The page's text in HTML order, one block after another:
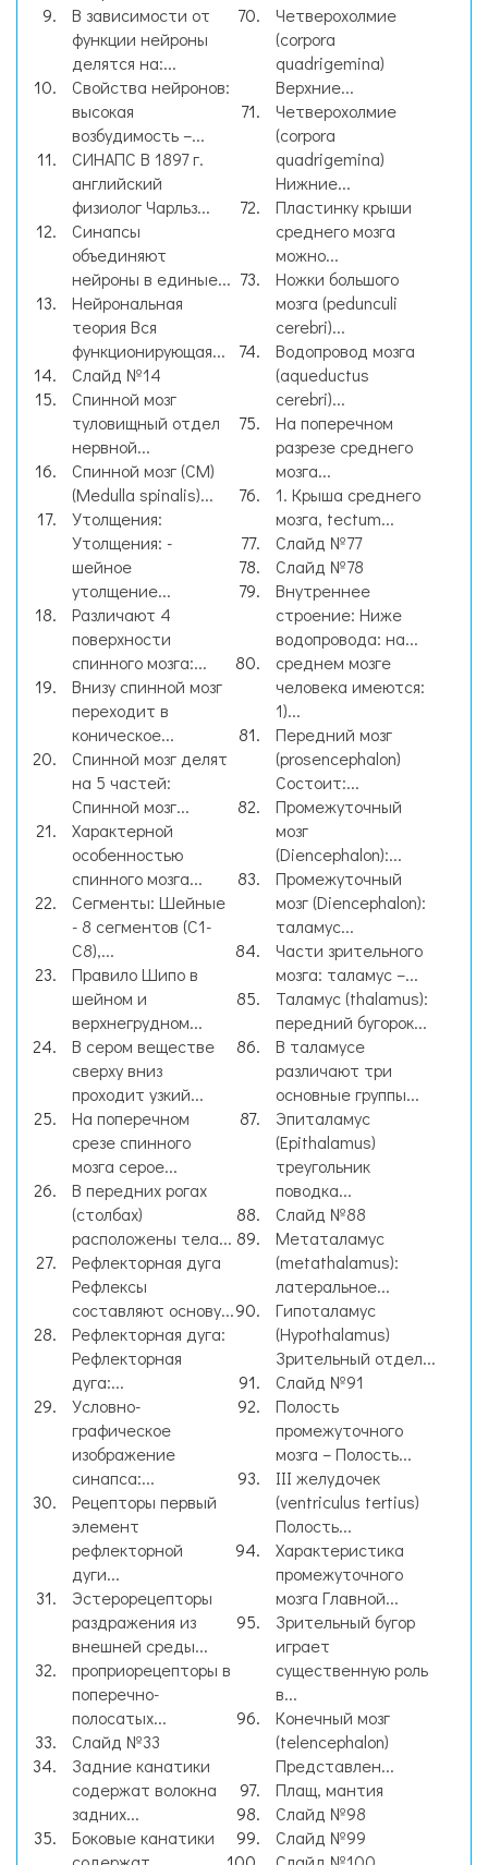
В зависимости от
функции нейроны
делятся на:...
Свойства нейронов:
высокая
возбудимость –...
СИНАПС В 1897 г.
английский
физиолог Чарльз...
Синапсы
объединяют
нейроны в единые...
Нейрональная
теория Вся
функционирующая...
Слайд №14
Спинной мозг
туловищный отдел
нервной...
Спинной мозг (СМ)
(Medulla spinalis)...
Утолщения:
Утолщения: -
шейное
утолщение...
Различают 4
поверхности
спинного мозга:...
Внизу спинной мозг
переходит в
коническое...
Спинной мозг делят
на 5 частей:
Спинной мозг...
Характерной
особенностью
спинного мозга...
Сегменты: Шейные
- 8 сегментов (С1-
С8),...
Правило Шипо в
шейном и
верхнегрудном...
В сером веществе
сверху вниз
проходит узкий...
На поперечном
срезе спинного
мозга серое...
В передних рогах
(столбах)
расположены тела...
Рефлекторная дуга
Рефлексы
составляют основу...
Рефлекторная дуга:
Рефлекторная
дуга:...
Условно-
графическое
изображение
синапса:...
Рецепторы первый
элемент
рефлекторной
дуги...
Эстерорецепторы
раздражения из
внешней среды...
проприорецепторы в
поперечно-
полосатых...
Слайд №33
Задние канатики
содержат волокна
задних...
Боковые канатики
Четверохолмие
(corpora
quadrigemina)
Верхние...
Четверохолмие
(corpora
quadrigemina)
Нижние...
Пластинку крыши
среднего мозга
можно...
Ножки большого
мозга (pedunculi
cerebri)...
Водопровод мозга
(aqueductus
cerebri)...
На поперечном
разрезе среднего
мозга...
1. Крыша среднего
мозга, tectum...
Слайд №77
Слайд №78
Внутреннее
строение: Ниже
водопровода: на...
среднем мозге
человека имеются:
1)...
Передний мозг
(prosencephalon)
Состоит:...
Промежуточный
мозг
(Diencephalon):...
Промежуточный
мозг (Diencephalon):
таламус...
Части зрительного
мозга: таламус –...
Таламус (thalamus):
передний бугорок...
В таламусе
различают три
основные группы...
Эпиталамус
(Epithalamus)
треугольник
поводка...
Слайд №88
Метаталамус
(metathalamus):
латеральное...
Гипоталамус
(Hypothalamus)
Зрительный отдел...
Слайд №91
Полость
промежуточного
мозга – Полость...
III желудочек
(ventriculus tertius)
Полость...
Характеристика
промежуточного
мозга Главной...
Зрительный бугор
играет
существенную роль
в...
Конечный мозг
(telencephalon)
Представлен...
Плащ, мантия
Слайд №98
Слайд №99